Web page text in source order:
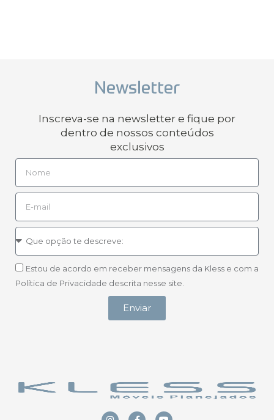
Newsletter
Inscreva-se na newsletter e fique por
dentro de nossos conteúdos
exclusivos
Estou de acordo em receber mensagens da Kless e com a
Política de Privacidade descrita nesse site.
Enviar